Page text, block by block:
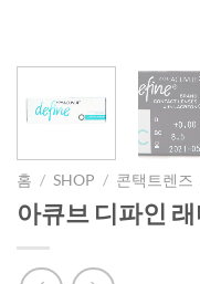
홈 / SHOP / 콘택트렌즈
아큐브 디파인